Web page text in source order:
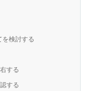
を検討する
する
する